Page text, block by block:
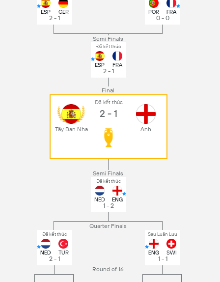
ESP GER
2 - 1
POR FRA
0 - 0
Semi Finals
Đã kết thúc
ESP FRA
2 - 1
Final
Tây Ban Nha
Đã kết thúc
2 - 1
Anh
Round of 16
Quarter Finals
Đã kết thúc
NED TUR
2 - 1
Sau Luân Lưu
ENG SWI
1 - 1
Semi Finals
Đã kết thúc
NED ENG
1 - 2